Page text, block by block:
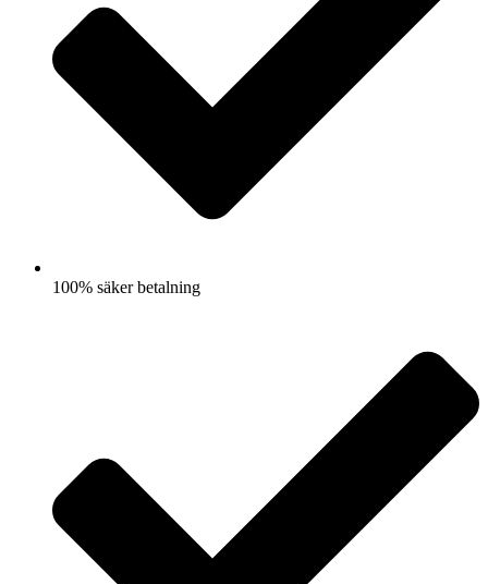
100% säker betalning